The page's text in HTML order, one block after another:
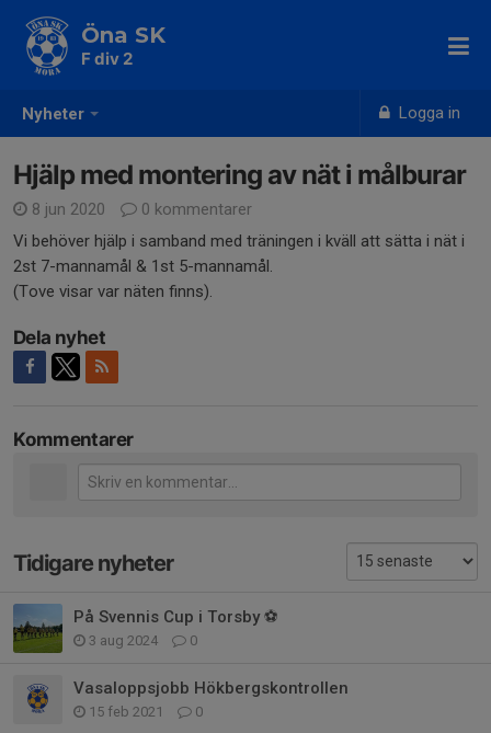
Nyheter Logga in
Öna SK
F div 2
Hjälp med montering av nät i målburar
8 jun 2020
0 kommentarer
Vi behöver hjälp i samband med träningen i kväll att sätta i nät i
2st 7-mannamål & 1st 5-mannamål.
(Tove visar var näten finns).
Dela nyhet
Kommentarer
Tidigare nyheter
På Svennis Cup i Torsby ⚽️
3 aug 2024 0
Vasaloppsjobb Hökbergskontrollen
15 feb 2021 0